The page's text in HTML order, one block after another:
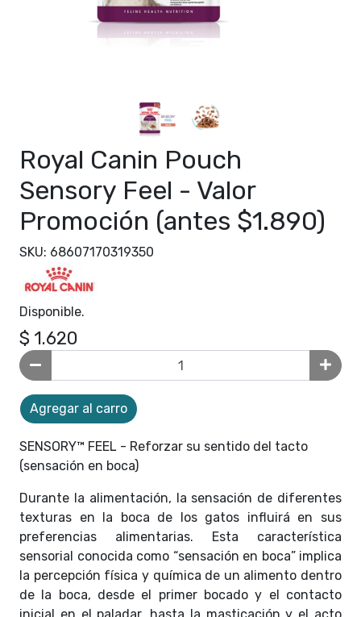
Royal Canin Pouch
Sensory Feel - Valor
Promoción (antes $1.890)
SKU: 68607170319350
Disponible.
$ 1.620
Agregar al carro
SENSORY™ FEEL - Reforzar su sentido del tacto
(sensación en boca)
Durante la alimentación, la sensación de diferentes
texturas en la boca de los gatos influirá en sus
preferencias alimentarias. Esta característica
sensorial conocida como “sensación en boca” implica
la percepción física y química de un alimento dentro
de la boca, desde el primer bocado y el contacto